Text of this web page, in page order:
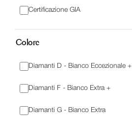
Regali di natale 2023
Regali e Ricorrenze (890)
Senza categoria
Verette e fedine (74)
Certificazione GIA
Colore
Diamanti D - Bianco Eccezionale +
Diamanti F - Bianco Extra +
Diamanti G - Bianco Extra